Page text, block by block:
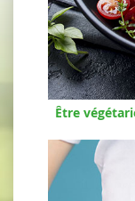
Être